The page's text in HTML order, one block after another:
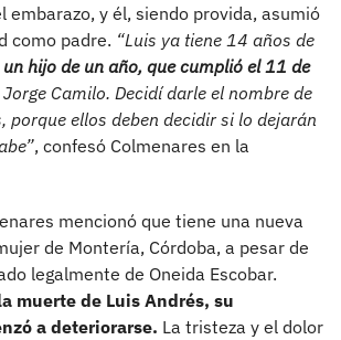
embarazo, y él, siendo provida, asumió
como padre. “Luis ya tiene 14 años de
un hijo de un año, que cumplió el 11 de
Camilo. Decidí darle el nombre de
porque ellos deben decidir si lo dejarán
, confesó Colmenares en la
mencionó que tiene una nueva
de Montería, Córdoba, a pesar de
legalmente de Oneida Escobar.
muerte de Luis Andrés, su
a deteriorarse. La tristeza y el dolor